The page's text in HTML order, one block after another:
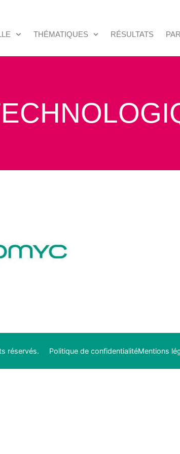
THÉMATIQUES RÉSULTATS
réservés. Politique de confidentialitéMentions